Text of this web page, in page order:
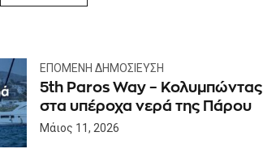
ΕΠΌΜΕΝΗ ΔΗΜΟΣΊΕΥΣΗ
5th Paros Way – Κολυμπώντας
στα υπέροχα νερά της Πάρου
Μάιος 11, 2026